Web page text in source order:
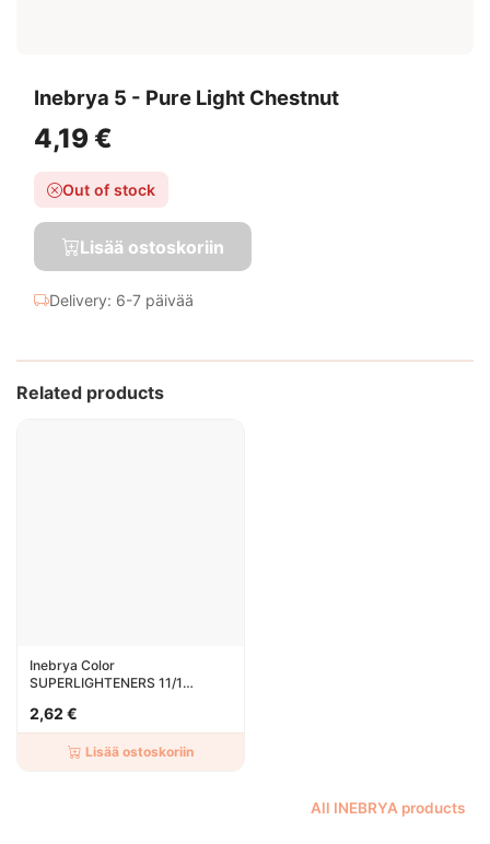
Inebrya 5 - Pure Light Chestnut
4,19 €
Out of stock
Lisää ostoskoriin
Delivery: 6-7 päivää
Related products
Inebrya Color
SUPERLIGHTENERS 11/1
Ash
2,62 €
Lisää ostoskoriin
All INEBRYA products